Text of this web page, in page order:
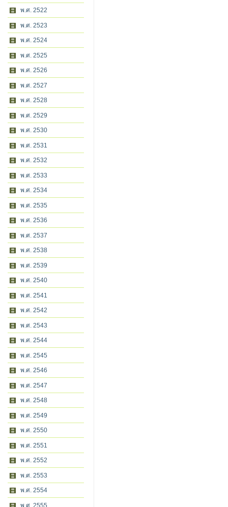
พ.ศ. 2522
พ.ศ. 2523
พ.ศ. 2524
พ.ศ. 2525
พ.ศ. 2526
พ.ศ. 2527
พ.ศ. 2528
พ.ศ. 2529
พ.ศ. 2530
พ.ศ. 2531
พ.ศ. 2532
พ.ศ. 2533
พ.ศ. 2534
พ.ศ. 2535
พ.ศ. 2536
พ.ศ. 2537
พ.ศ. 2538
พ.ศ. 2539
พ.ศ. 2540
พ.ศ. 2541
พ.ศ. 2542
พ.ศ. 2543
พ.ศ. 2544
พ.ศ. 2545
พ.ศ. 2546
พ.ศ. 2547
พ.ศ. 2548
พ.ศ. 2549
พ.ศ. 2550
พ.ศ. 2551
พ.ศ. 2552
พ.ศ. 2553
พ.ศ. 2554
พ.ศ. 2555